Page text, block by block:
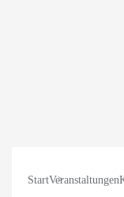
StartVeranstaltungen